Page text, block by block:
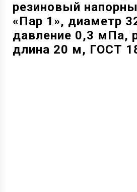
резиновый
«Пар 1», диаметр
давление 0,3 мПа,
длина 20 м, ГОСТ